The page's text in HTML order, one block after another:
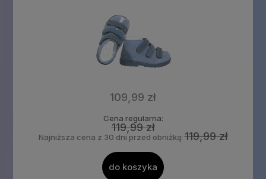
109,99 zł
Cena regularna:
119,99 zł
Najniższa cena z 30 dni przed obniżką:119,99 zł
do koszyka